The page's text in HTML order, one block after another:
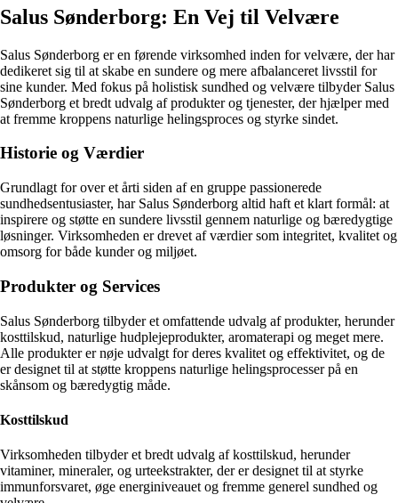
Salus Sønderborg: En Vej til Velvære
Salus Sønderborg er en førende virksomhed inden for velvære, der har
dedikeret sig til at skabe en sundere og mere afbalanceret livsstil for
sine kunder. Med fokus på holistisk sundhed og velvære tilbyder Salus
Sønderborg et bredt udvalg af produkter og tjenester, der hjælper med
at fremme kroppens naturlige helingsproces og styrke sindet.
Historie og Værdier
Grundlagt for over et årti siden af en gruppe passionerede
sundhedsentusiaster, har Salus Sønderborg altid haft et klart formål: at
inspirere og støtte en sundere livsstil gennem naturlige og bæredygtige
løsninger. Virksomheden er drevet af værdier som integritet, kvalitet og
omsorg for både kunder og miljøet.
Produkter og Services
Salus Sønderborg tilbyder et omfattende udvalg af produkter, herunder
kosttilskud, naturlige hudplejeprodukter, aromaterapi og meget mere.
Alle produkter er nøje udvalgt for deres kvalitet og effektivitet, og de
er designet til at støtte kroppens naturlige helingsprocesser på en
skånsom og bæredygtig måde.
Kosttilskud
Virksomheden tilbyder et bredt udvalg af kosttilskud, herunder
vitaminer, mineraler, og urteekstrakter, der er designet til at styrke
immunforsvaret, øge energiniveauet og fremme generel sundhed og